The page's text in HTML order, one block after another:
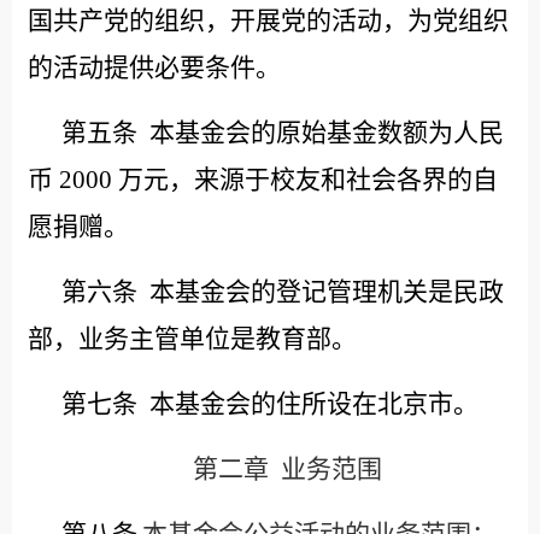
国共产党的组织，开展党的活动，为党组织
的活动提供必要条件。
第五条 本基金会的原始基金数额为人民
币 2000 万元，来源于校友和社会各界的自
愿捐赠。
第六条 本基金会的登记管理机关是民政
部，业务主管单位是教育部。
第七条 本基金会的住所设在北京市。
第二章 业务范围